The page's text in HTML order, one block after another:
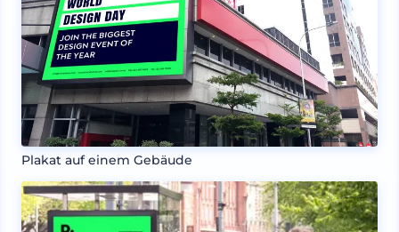
Plakat auf einem Gebäude